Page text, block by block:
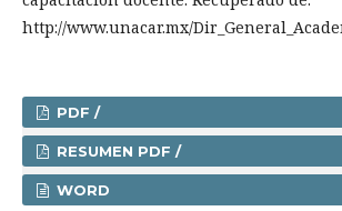
http://www.unacar.mx/
PDF /
RESUMEN PDF /
WORD